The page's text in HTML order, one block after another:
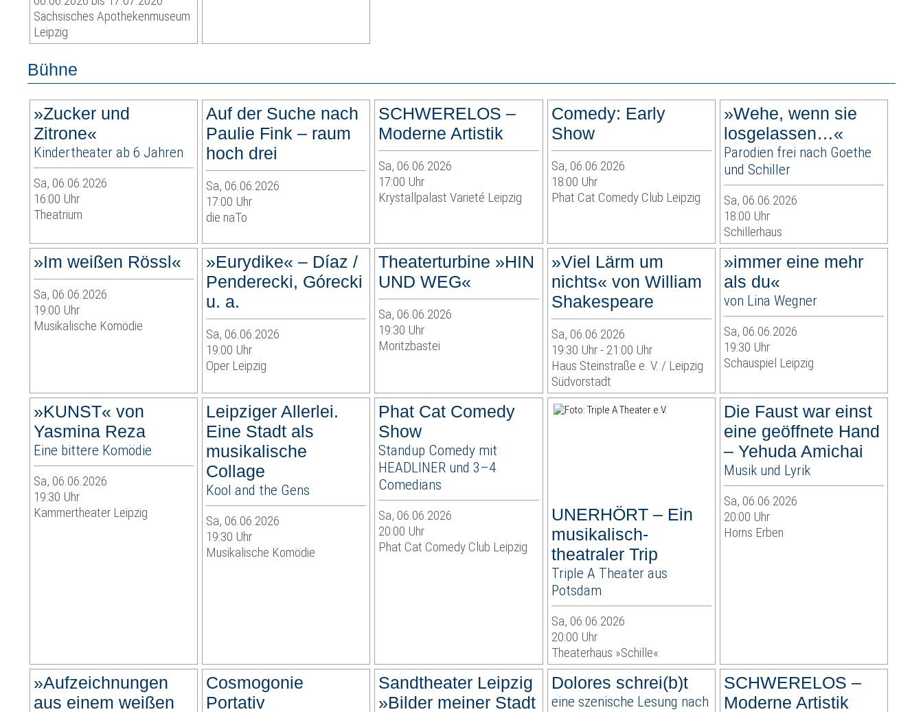
Sächsisches Apothekenmuseum
Leipzig
Bühne
»Zucker und
Zitrone«
Kindertheater ab 6 Jahren
Sa, 06.06.2026
16:00 Uhr
Theatrium
Auf der Suche nach
Paulie Fink – raum
hoch drei
Sa, 06.06.2026
17:00 Uhr
die naTo
SCHWERELOS –
Moderne Artistik
Sa, 06.06.2026
17:00 Uhr
Krystallpalast Varieté Leipzig
Comedy: Early
Show
Sa, 06.06.2026
18:00 Uhr
Phat Cat Comedy Club Leipzig
»Wehe, wenn sie
losgelassen…«
Parodien frei nach Goethe
und Schiller
Sa, 06.06.2026
18:00 Uhr
Schillerhaus
»Im weißen Rössl«
Sa, 06.06.2026
19:00 Uhr
Musikalische Komödie
»Eurydike« – Díaz /
Penderecki, Górecki
u. a.
Sa, 06.06.2026
19:00 Uhr
Oper Leipzig
Theaterturbine »HIN
UND WEG«
Sa, 06.06.2026
19:30 Uhr
Moritzbastei
»Viel Lärm um
nichts« von William
Shakespeare
Sa, 06.06.2026
19:30 Uhr - 21:00 Uhr
Haus Steinstraße e. V. / Leipzig
Südvorstadt
»immer eine mehr
als du«
von Lina Wegner
Sa, 06.06.2026
19:30 Uhr
Schauspiel Leipzig
»KUNST« von
Yasmina Reza
Eine bittere Komödie
Sa, 06.06.2026
19:30 Uhr
Kammertheater Leipzig
Leipziger Allerlei.
Eine Stadt als
musikalische
Collage
Kool and the Gens
Sa, 06.06.2026
19:30 Uhr
Musikalische Komödie
Phat Cat Comedy
Show
Standup Comedy mit
HEADLINER und 3–4
Comedians
Sa, 06.06.2026
20:00 Uhr
Phat Cat Comedy Club Leipzig
UNERHÖRT – Ein
musikalisch-
theatraler Trip
Triple A Theater aus
Potsdam
Sa, 06.06.2026
20:00 Uhr
Theaterhaus »Schille«
Die Faust war einst
eine geöffnete Hand
– Yehuda Amichai
Musik und Lyrik
Sa, 06.06.2026
20:00 Uhr
Horns Erben
»Aufzeichnungen
aus einem weißen
Cosmogonie
Portativ
Sandtheater Leipzig
»Bilder meiner Stadt
Dolores schrei(b)t
eine szenische Lesung nach
SCHWERELOS –
Moderne Artistik